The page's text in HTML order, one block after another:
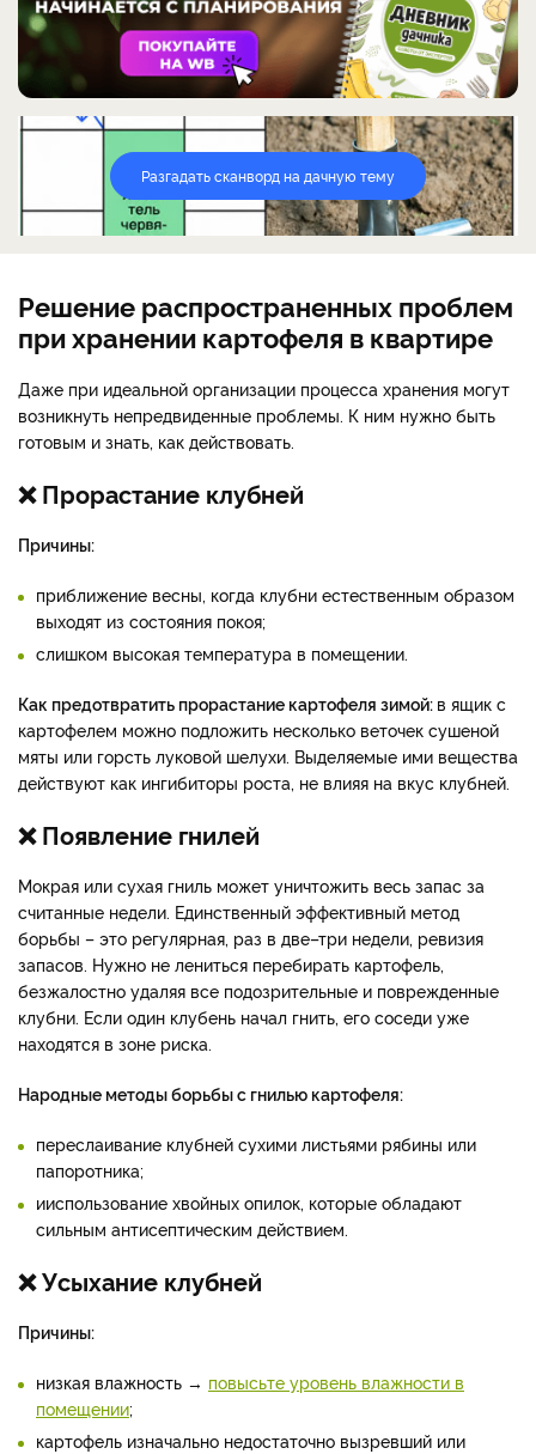
Разгадать сканворд на дачную тему
Решение распространенных проблем
при хранении картофеля в квартире
Даже при идеальной организации процесса хранения могут
возникнуть непредвиденные проблемы. К ним нужно быть
готовым и знать, как действовать.
❌ Прорастание клубней
Причины:
приближение весны, когда клубни естественным образом
выходят из состояния покоя;
слишком высокая температура в помещении.
Как предотвратить прорастание картофеля зимой: в ящик с
картофелем можно подложить несколько веточек сушеной
мяты или горсть луковой шелухи. Выделяемые ими вещества
действуют как ингибиторы роста, не влияя на вкус клубней.
❌ Появление гнилей
Мокрая или сухая гниль может уничтожить весь запас за
считанные недели. Единственный эффективный метод
борьбы – это регулярная, раз в две–три недели, ревизия
запасов. Нужно не лениться перебирать картофель,
безжалостно удаляя все подозрительные и поврежденные
клубни. Если один клубень начал гнить, его соседи уже
находятся в зоне риска.
Народные методы борьбы с гнилью картофеля:
переслаивание клубней сухими листьями рябины или
папоротника;
ииспользование хвойных опилок, которые обладают
сильным антисептическим действием.
❌ Усыхание клубней
Причины:
низкая влажность → повысьте уровень влажности в
помещении;
картофель изначально недостаточно вызревший или